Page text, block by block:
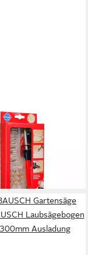
Brandmal-Set mit
0261
(1)
3-4 Werktagen bei dir
Gartensäge
Laubsägebogen
Ausladung